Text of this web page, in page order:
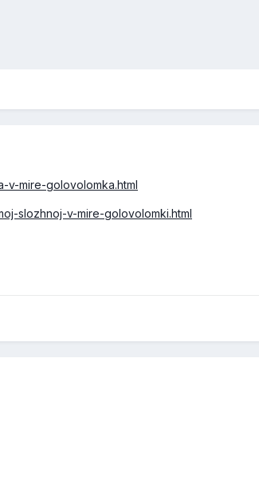
v-mire-golovolomka.html
slozhnoj-v-mire-golovolomki.html